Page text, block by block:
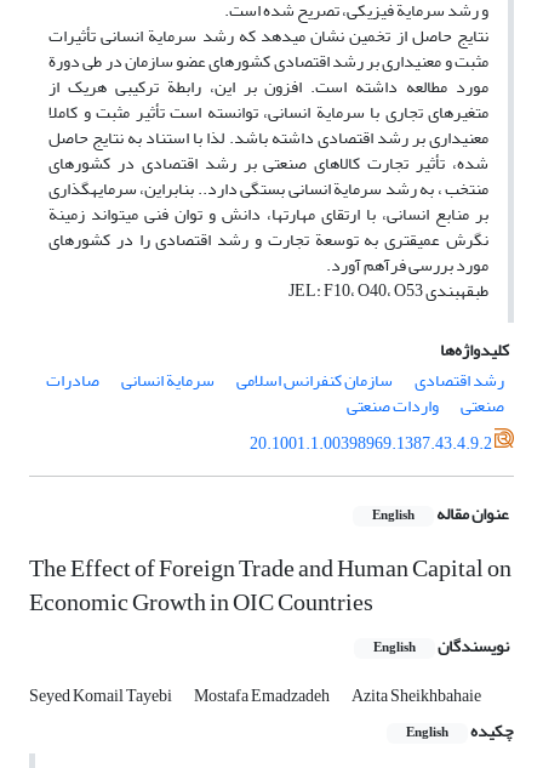
و رشد سرمایة فیزیکی، تصریح شده است.
نتایج حاصل از تخمین نشان می‎دهد که رشد سرمایة انسانی تأثیرات
مثبت و معنی‎داری بر رشد اقتصادی کشورهای عضو سازمان در طی دورة
مورد مطالعه داشته است. افزون بر این، رابطة ‎ترکیبی هریک از
متغیرهای تجاری با سرمایة انسانی، توانسته است تأثیر مثبت و کاملا
معنی‎داری بر رشد اقتصادی داشته باشد. لذا با استناد به نتایج حاصل
شده، تأثیر تجارت کالاهای صنعتی بر رشد اقتصادی در کشورهای
منتخب ، به رشد سرمایة انسانی بستگی دارد.. بنابراین، سرمایه‎گذاری
بر منابع انسانی، با ارتقای مهارت‎ها، دانش و توان فنی می‎تواند زمینة
نگرش عمیق‎تری به توسعة تجارت و رشد اقتصادی را در کشورهای
مورد بررسی فرآهم آورد.
طبقه‎بندی JEL: F10، O40، O53
کلیدواژه‌ها
رشد اقتصادی
سازمان کنفرانس اسلامی سرمایة انسانی صادرات
صنعتی
واردات صنعتی
20.1001.1.00398969.1387.43.4.9.2
عنوان مقاله English
The Effect of Foreign Trade and Human Capital on
Economic Growth in OIC Countries
نویسندگان English
Seyed Komail Tayebi Mostafa Emadzadeh
Azita Sheikhbahaie
چکیده
English